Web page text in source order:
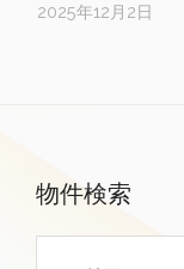
2025年12月2日
物件検索